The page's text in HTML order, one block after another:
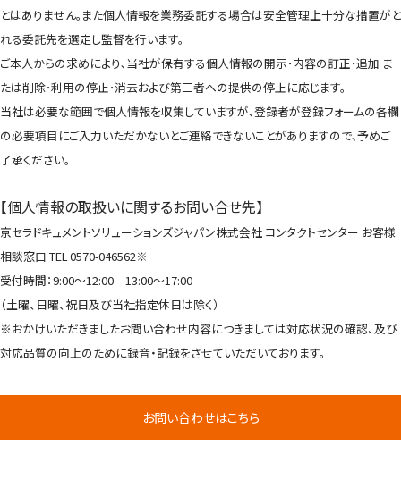
とはありません｡また個人情報を業務委託する場合は安全管理上十分な措置がと
れる委託先を選定し監督を行います。
ご本人からの求めにより､当社が保有する個人情報の開示･内容の訂正･追加 ま
たは削除･利用の停止･消去および第三者への提供の停止に応じます。
当社は必要な範囲で個人情報を収集していますが､登録者が登録フォームの各欄
の必要項目にご入力いただかないとご連絡できないことがありますので､予めご
了承ください。
【個人情報の取扱いに関するお問い合せ先】
京セラドキュメントソリューションズジャパン株式会社 コンタクトセンター お客様
相談窓口 TEL 0570-046562※
受付時間：9:00～12:00 13:00～17:00
（土曜、日曜、祝日及び当社指定休日は除く）
※おかけいただきましたお問い合わせ内容につきましては対応状況の確認、及び
対応品質の向上のために録音・記録をさせていただいております。
お問い合わせはこちら